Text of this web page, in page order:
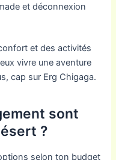
et déconnexion
et des activités
vivre une aventure
cap sur Erg Chigaga.
sont
?
selon ton budget